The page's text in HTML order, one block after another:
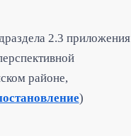
2.3 приложения
районе,
)